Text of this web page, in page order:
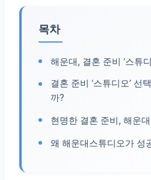
목차
해운대, 결혼 준비 ‘스튜
결혼 준비 ‘스튜디오’ 선
까?
현명한 결혼 준비, 해운
왜 해운대스튜디오가 성